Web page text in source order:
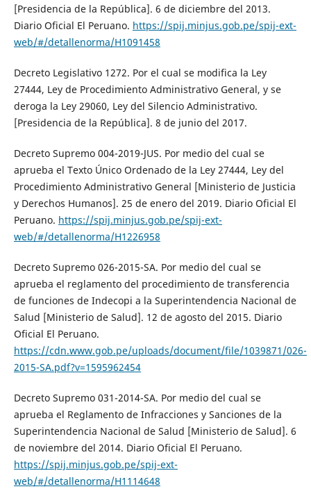
[Presidencia de la República]. 6 de diciembre del 2013.
Diario Oficial El Peruano. https://spij.minjus.gob.pe/spij-ext-
web/#/detallenorma/H1091458
Decreto Legislativo 1272. Por el cual se modifica la Ley
27444, Ley de Procedimiento Administrativo General, y se
deroga la Ley 29060, Ley del Silencio Administrativo.
[Presidencia de la República]. 8 de junio del 2017.
Decreto Supremo 004-2019-JUS. Por medio del cual se
aprueba el Texto Único Ordenado de la Ley 27444, Ley del
Procedimiento Administrativo General [Ministerio de Justicia
y Derechos Humanos]. 25 de enero del 2019. Diario Oficial El
Peruano. https://spij.minjus.gob.pe/spij-ext-
web/#/detallenorma/H1226958
Decreto Supremo 026-2015-SA. Por medio del cual se
aprueba el reglamento del procedimiento de transferencia
de funciones de Indecopi a la Superintendencia Nacional de
Salud [Ministerio de Salud]. 12 de agosto del 2015. Diario
Oficial El Peruano.
https://cdn.www.gob.pe/uploads/document/file/1039871/026-
2015-SA.pdf?v=1595962454
Decreto Supremo 031-2014-SA. Por medio del cual se
aprueba el Reglamento de Infracciones y Sanciones de la
Superintendencia Nacional de Salud [Ministerio de Salud]. 6
de noviembre del 2014. Diario Oficial El Peruano.
https://spij.minjus.gob.pe/spij-ext-
web/#/detallenorma/H1114648